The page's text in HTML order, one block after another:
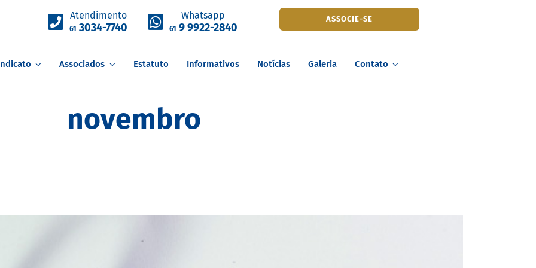
Atendimento
61 3034-7740
Whatsapp
61 9 9922-2840
ASSOCIE-SE
Associados Estatuto Informativos Notícias Galeria Contato
novembro